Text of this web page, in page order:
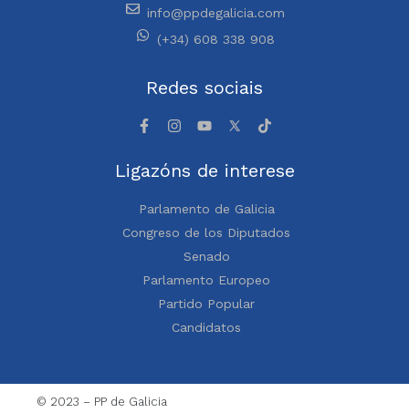
info@ppdegalicia.com
(+34) 608 338 908
Redes sociais
Ligazóns de interese
Parlamento de Galicia
Congreso de los Diputados
Senado
Parlamento Europeo
Partido Popular
Candidatos
© 2023 – PP de Galicia